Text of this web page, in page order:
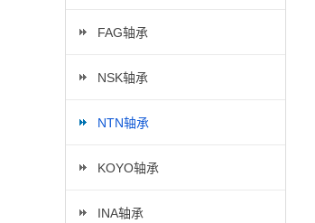
FAG轴承
NSK轴承
NTN轴承
KOYO轴承
INA轴承